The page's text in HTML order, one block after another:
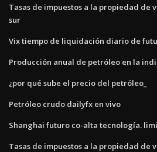
Tasas de impuestos a la propiedad de
sur
Vix tiempo de liquidación diario de
Producción anual de petróleo en la
¿por qué sube el precio del petróleo_
Petróleo crudo dailyfx en vivo
Shanghai futuro co-alta tecnología.
Tasas de impuestos a la propiedad de